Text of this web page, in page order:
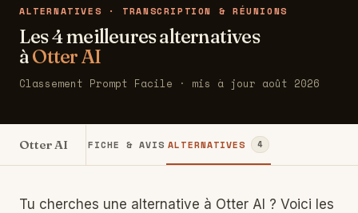
ALTERNATIVES · TRANSCRIPTION & RÉUNIONS
Les 4 meilleures alternatives
àOtter AI
Classement Prompt Facile · mis à jour août 2026
Otter AI FICHE & AVIS ALTERNATIVES 4
Tu cherches une alternative à Otter AI ? Voici les